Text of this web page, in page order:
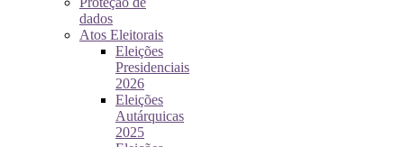
dados
Atos Eleitorais
Eleições
Presidenciais
2026
Eleições
Autárquicas
2025